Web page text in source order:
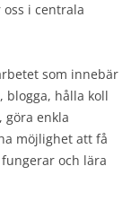
i centrala
som innebär
blogga, hålla koll
göra enkla
möjlighet att få
och lära